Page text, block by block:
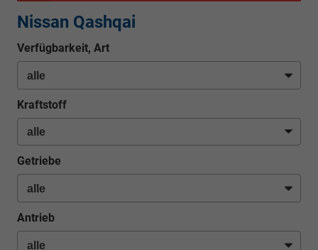
Nissan Qashqai
Verfügbarkeit, Art
Kraftstoff
Getriebe
Antrieb